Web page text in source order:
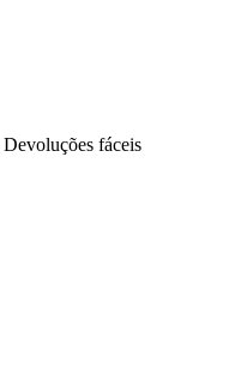
Devoluções fáceis